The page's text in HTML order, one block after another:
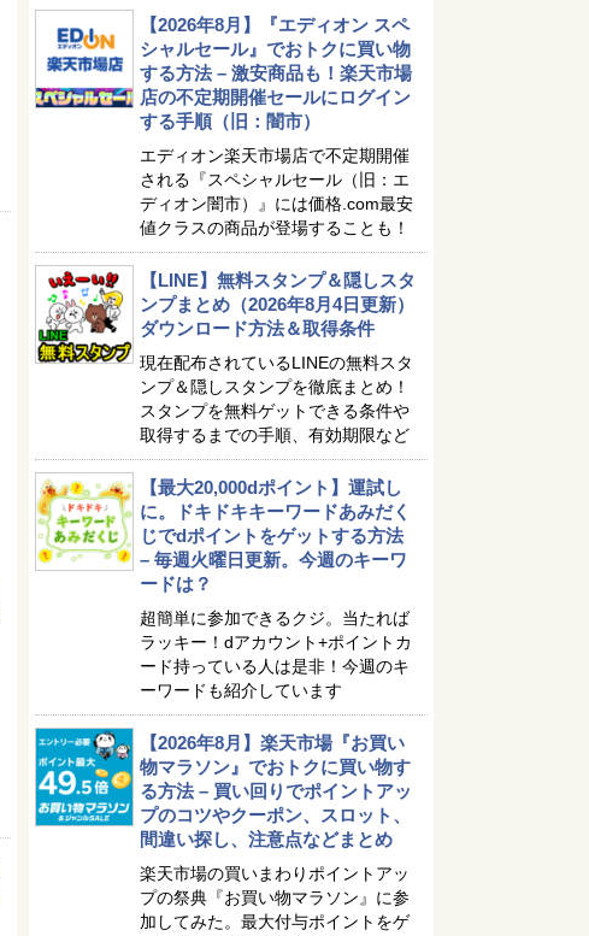
【2026年8月】『エディオン スペ
シャルセール』でおトクに買い物
する方法 – 激安商品も！楽天市場
店の不定期開催セールにログイン
する手順（旧：闇市）
エディオン楽天市場店で不定期開催
される『スペシャルセール（旧：エ
ディオン闇市）』には価格.com最安
値クラスの商品が登場することも！
【LINE】無料スタンプ＆隠しスタ
ンプまとめ（2026年8月4日更新）
ダウンロード方法＆取得条件
現在配布されているLINEの無料スタ
ンプ＆隠しスタンプを徹底まとめ！
スタンプを無料ゲットできる条件や
取得するまでの手順、有効期限など
【最大20,000dポイント】運試し
に。ドキドキキーワードあみだく
じでdポイントをゲットする方法
– 毎週火曜日更新。今週のキーワ
ードは？
超簡単に参加できるクジ。当たれば
ラッキー！dアカウント+ポイントカ
ード持っている人は是非！今週のキ
ーワードも紹介しています
【2026年8月】楽天市場『お買い
物マラソン』でおトクに買い物す
る方法 – 買い回りでポイントアッ
プのコツやクーポン、スロット、
間違い探し、注意点などまとめ
楽天市場の買いまわりポイントアッ
プの祭典『お買い物マラソン』に参
加してみた。最大付与ポイントをゲ